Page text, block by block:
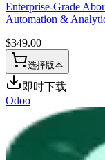
Enterprise-Grade
Automation &
$349.00
选择版本
即时下载
Odoo